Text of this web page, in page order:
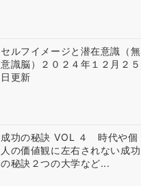
セルフイメージと潜在意識（無
意識脳）２０２４年１２月２５
日更新
成功の秘訣 VOL ４ 時代や個
人の価値観に左右されない成功
の秘訣２つの大学など...